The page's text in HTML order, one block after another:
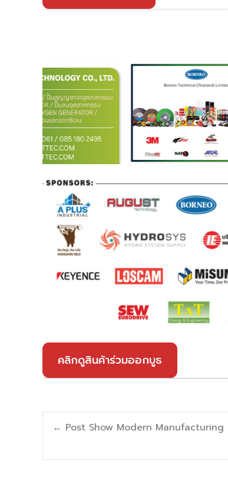
คลิกดูสินค้าร่วมออกบูธ
Post
navigation
← Post Show Modern Manufacturing